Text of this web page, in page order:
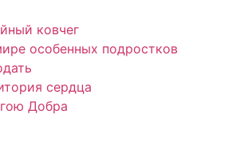
ковчег
особенных подростков
сердца
Добра